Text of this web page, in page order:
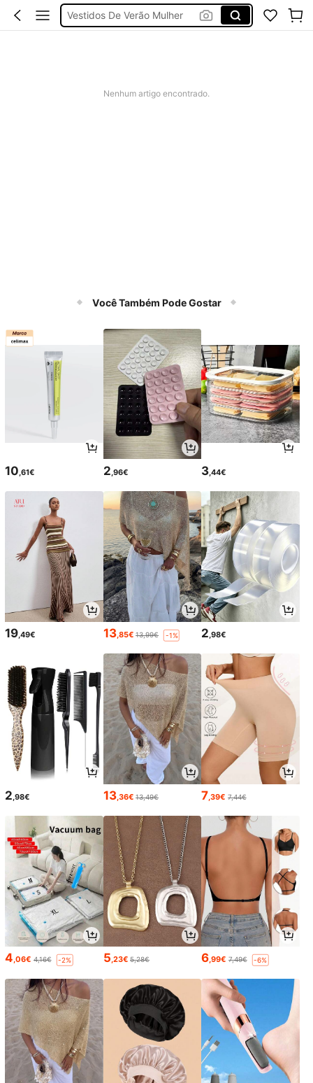
Vestidos De Verão Mulher
Nenhum artigo encontrado.
Você Também Pode Gostar
10 ,61€ 2 ,96€ 3 ,44€
19,49€ 13,85€ 13,99€ -1% 2,98€
2,98€ 13,36€ 13,49€ 7,39€ 7,44€
4,06€ 4,16€ -2% 5,23€ 5,28€ 6,99€ 7,49€ -6%